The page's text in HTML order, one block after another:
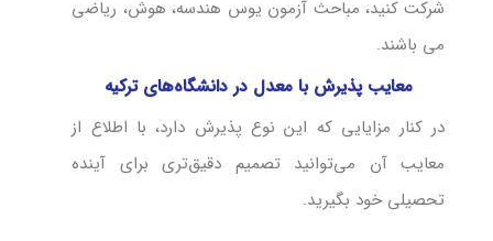
شرکت کنید، مباحث آزمون یوس هندسه، هوش، ریاضی
می باشند.
معایب پذیرش با معدل در دانشگاه‌های ترکیه
در کنار مزایایی که این نوع پذیرش دارد، با اطلاع از
معایب آن می‌توانید تصمیم دقیق‌تری برای آینده
تحصیلی خود بگیرید.